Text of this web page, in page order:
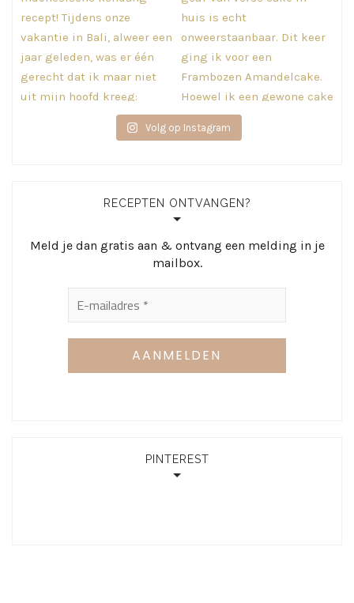
Volg op Instagram
RECEPTEN ONTVANGEN?
Meld je dan gratis aan & ontvang een melding in je
mailbox.
PINTEREST